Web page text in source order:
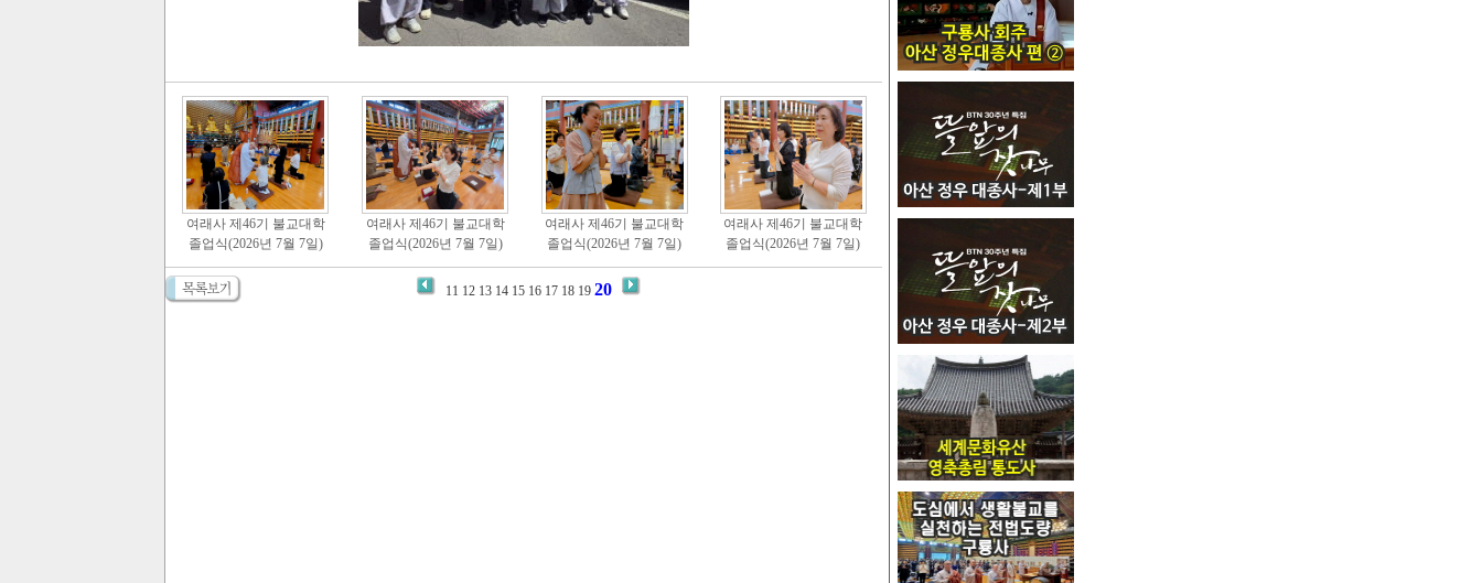
여래사 제46기 불교대학
졸업식(2026년 7월 7일)
여래사 제46기 불교대학
졸업식(2026년 7월 7일)
여래사 제46기 불교대학
졸업식(2026년 7월 7일)
여래사 제46기 불교대학
졸업식(2026년 7월 7일)
11 12 13 14 15 16 17 18 19 20